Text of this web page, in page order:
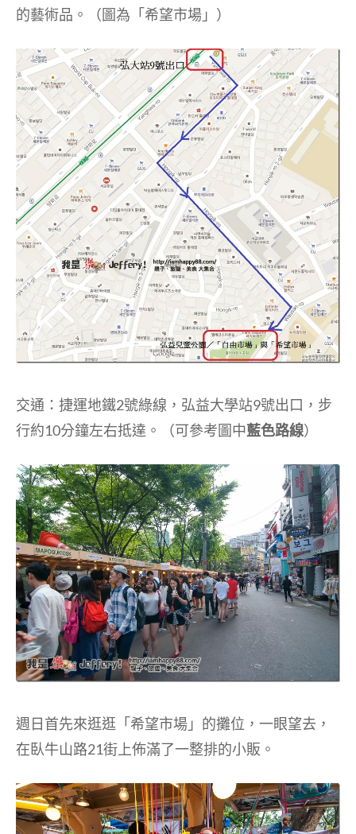
的藝術品。（圖為「希望市場」）
交通：捷運地鐵2號綠線，弘益大學站9號出口，步
行約10分鐘左右抵達。（可參考圖中藍色路線）
週日首先來逛逛「希望市場」的攤位，一眼望去，
在臥牛山路21街上佈滿了一整排的小販。